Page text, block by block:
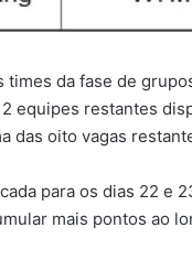
times da fase de
equipes restantes
das oito vagas
para os dias 22 e
mais pontos ao